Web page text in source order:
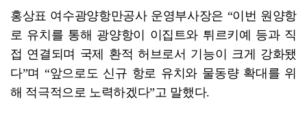
홍상표 여수광양항만공사 운영부사장은 “이번 원양항
로 유치를 통해 광양항이 이집트와 튀르키예 등과 직
접 연결되며 국제 환적 허브로서 기능이 크게 강화됐
다”며 “앞으로도 신규 항로 유치와 물동량 확대를 위
해 적극적으로 노력하겠다”고 말했다.